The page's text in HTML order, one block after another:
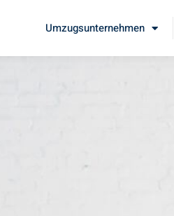
Umzugsunternehmen